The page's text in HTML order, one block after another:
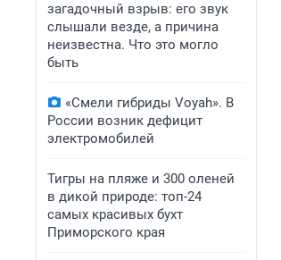
загадочный взрыв: его звук
слышали везде, а причина
неизвестна. Что это могло
быть
«Смели гибриды Voyah». В
России возник дефицит
электромобилей
Тигры на пляже и 300 оленей
в дикой природе: топ-24
самых красивых бухт
Приморского края